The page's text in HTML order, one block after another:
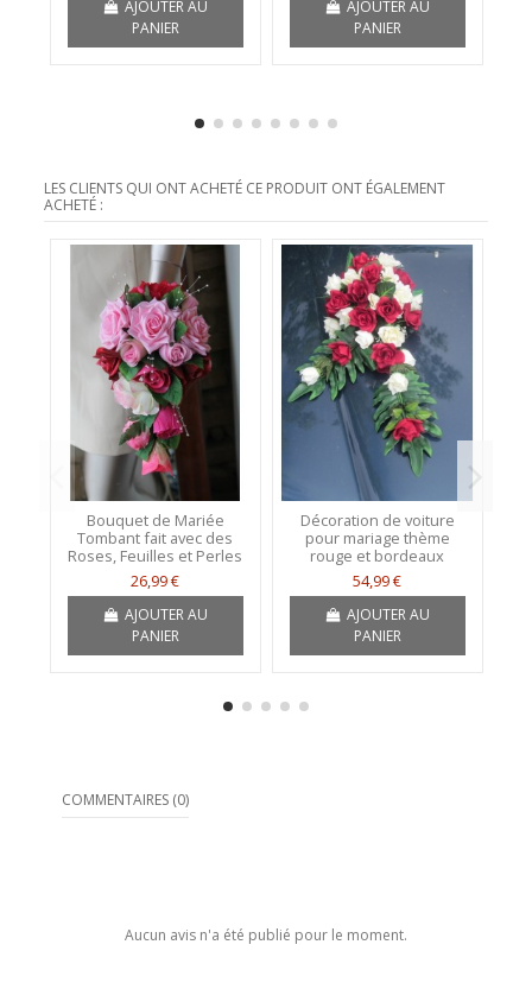
AJOUTER AU
PANIER
AJOUTER AU
PANIER
LES CLIENTS QUI ONT ACHETÉ CE PRODUIT ONT ÉGALEMENT
ACHETÉ :
Bouquet de Mariée
Tombant fait avec des
Roses, Feuilles et Perles
26,99 €
AJOUTER AU
PANIER
Décoration de voiture
pour mariage thème
rouge et bordeaux
54,99 €
AJOUTER AU
PANIER
COMMENTAIRES (0)
Aucun avis n'a été publié pour le moment.